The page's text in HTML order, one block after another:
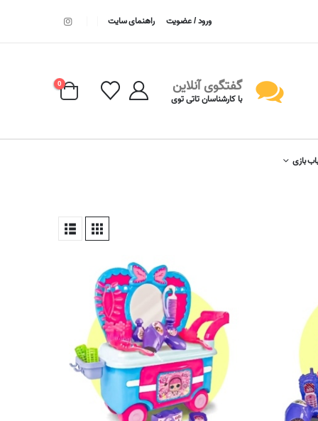
ورود / عضویت راهنمای سایت
گفتگوی آنلاین
با کارشناسان تاتی توی
0
بازی